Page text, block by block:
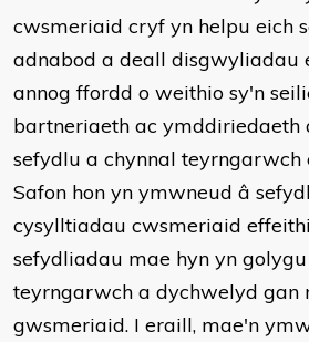
cwsmeriaid cryf yn helpu eich
adnabod a deall disgwyliadau
annog ffordd o weithio sy'n
bartneriaeth ac ymddiriedaeth
sefydlu a chynnal
Safon hon yn ymwneud â
cysylltiadau cwsmeriaid
sefydliadau mae hyn yn
teyrngarwch a dychwelyd gan
gwsmeriaid. I eraill, mae'n